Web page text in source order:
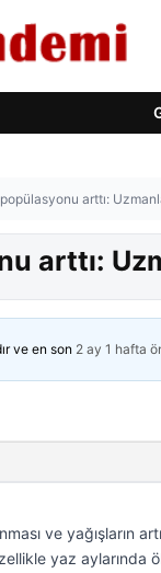
arttı:
arttı:
ve en son 2 ay 1 hafta
ve
yaz aylarında